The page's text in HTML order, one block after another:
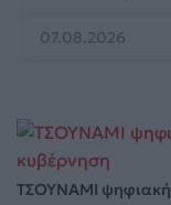
07.08.2026
ΤΣΟΥΝΑΜΙ